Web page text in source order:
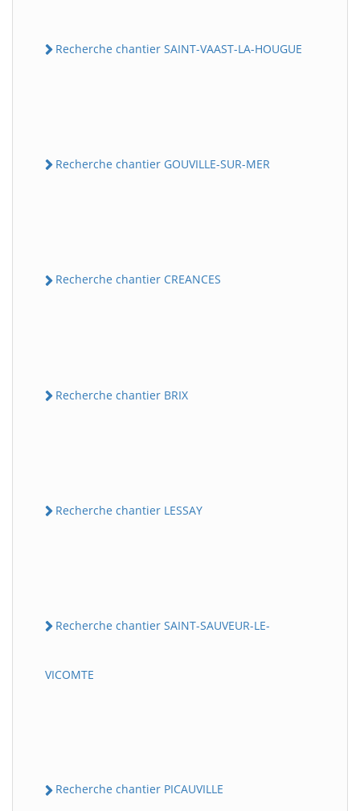
Recherche chantier SAINT-VAAST-LA-HOUGUE
Recherche chantier GOUVILLE-SUR-MER
Recherche chantier CREANCES
Recherche chantier BRIX
Recherche chantier LESSAY
Recherche chantier SAINT-SAUVEUR-LE-
VICOMTE
Recherche chantier PICAUVILLE